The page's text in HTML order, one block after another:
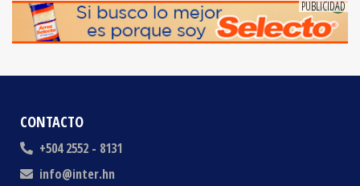
CONTACTO
+504 2552 - 8131
info@inter.hn